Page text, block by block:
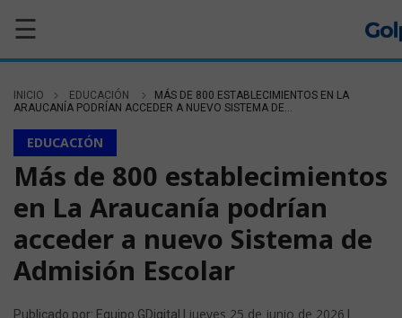
☰
INICIO EDUCACIÓN
MÁS DE 800 ESTABLECIMIENTOS EN LA
ARAUCANÍA PODRÍAN ACCEDER A NUEVO SISTEMA DE...
EDUCACIÓN
Más de 800 establecimientos
en La Araucanía podrían
acceder a nuevo Sistema de
Admisión Escolar
Publicado por: Equipo GDigital | jueves 25 de junio de 2026